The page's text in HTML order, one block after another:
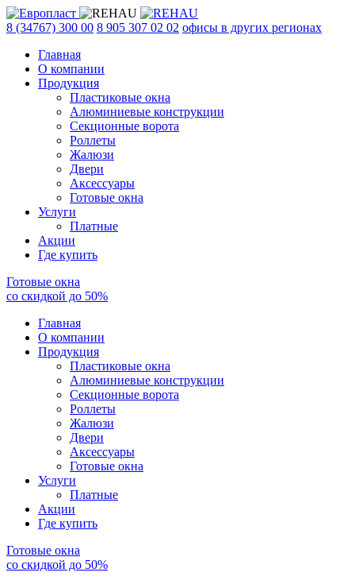
8 (34767) 300 00 8 905 307 02 02 офисы в других регионах
Главная
О компании
Продукция
Пластиковые окна
Алюминиевые конструкции
Секционные ворота
Роллеты
Жалюзи
Двери
Аксессуары
Готовые окна
Услуги
Платные
Акции
Где купить
Готовые окна
со скидкой до 50%
Главная
О компании
Продукция
Пластиковые окна
Алюминиевые конструкции
Секционные ворота
Роллеты
Жалюзи
Двери
Аксессуары
Готовые окна
Услуги
Платные
Акции
Где купить
Готовые окна
со скидкой до 50%